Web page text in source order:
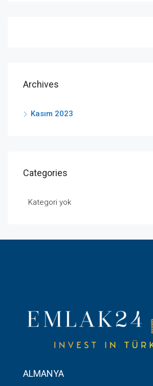
Archives
Kasım 2023
Categories
Kategori yok
ALMANYA